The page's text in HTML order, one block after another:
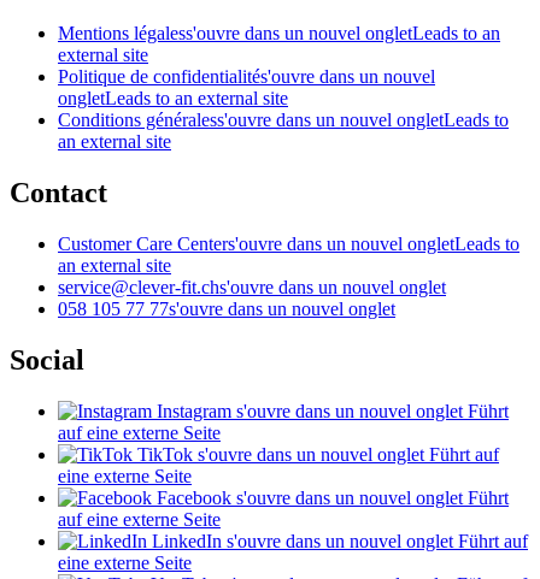
Mentions légaless'ouvre dans un nouvel ongletLeads to an
external site
Politique de confidentialités'ouvre dans un nouvel
ongletLeads to an external site
Conditions généraless'ouvre dans un nouvel ongletLeads to
an external site
Contact
Customer Care Centers'ouvre dans un nouvel ongletLeads to
an external site
service@clever-fit.chs'ouvre dans un nouvel onglet
058 105 77 77s'ouvre dans un nouvel onglet
Social
Instagram s'ouvre dans un nouvel onglet Führt
auf eine externe Seite
TikTok s'ouvre dans un nouvel onglet Führt auf
eine externe Seite
Facebook s'ouvre dans un nouvel onglet Führt
auf eine externe Seite
LinkedIn s'ouvre dans un nouvel onglet Führt auf
eine externe Seite